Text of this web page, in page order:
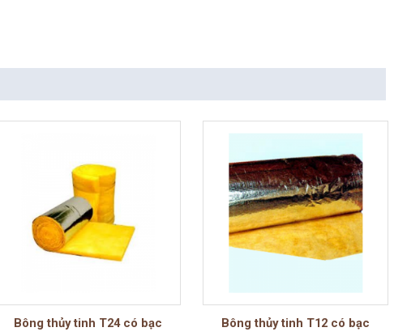
Bông thủy tinh T24 có bạc Bông thủy tinh T12 có bạc